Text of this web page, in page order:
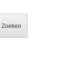
Zoeken